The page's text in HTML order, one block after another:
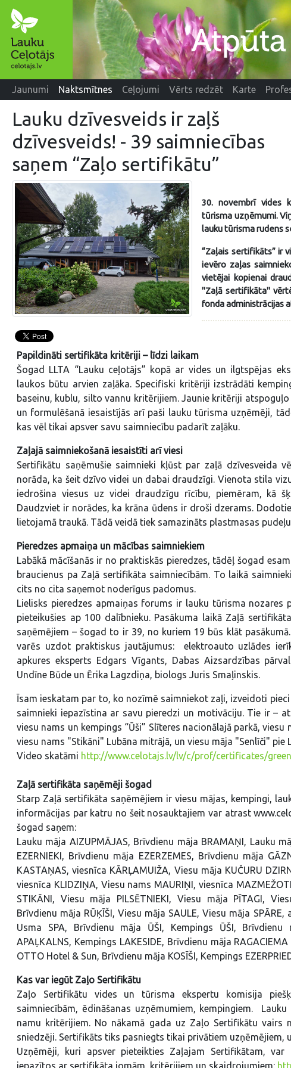
Jaunumi Naktsmītnes Ceļojumi Vērts redzēt Karte
Lauku dzīvesveids ir zaļš
dzīvesveids! - 39 saimniecības
saņem “Zaļo sertifikātu”
30. novembrī vides
tūrisma uzņēmumi.
lauku tūrisma rudens
“Zaļais sertifikāts” ir
ievēro zaļas
vietējai kopienai
"Zaļā sertifikāta"
fonda administrācijas
Papildināti sertifikāta kritēriji – līdzi laikam
Šogad LLTA “Lauku ceļotājs” kopā ar vides un ilgtspējas
laukos būtu arvien zaļāka. Specifiski kritēriji izstrādāti
baseinu, kublu, silto vannu kritērijiem. Jaunie kritēriji
un formulēšanā iesaistījās arī paši lauku tūrisma uzņēmēji,
kas vēl tikai apsver savu saimniecību padarīt zaļāku.
Zaļajā saimniekošanā iesaistīti arī viesi
Sertifikātu saņēmušie saimnieki kļūst par zaļā dzīvesveida
norāda, ka šeit dzīvo videi un dabai draudzīgi. Vienota stila
iedrošina viesus uz videi draudzīgu rīcību, piemēram, kā
Daudzviet ir norādes, ka krāna ūdens ir droši dzerams.
lietojamā traukā. Tādā veidā tiek samazināts plastmasas
Pieredzes apmaiņa un mācības saimniekiem
Labākā mācīšanās ir no praktiskās pieredzes, tādēļ šogad
braucienus pa Zaļā sertifikāta saimniecībām. To laikā
cits no cita saņemot noderīgus padomus.
Lielisks pieredzes apmaiņas forums ir lauku tūrisma nozares
pieteikušies ap 100 dalībnieku. Pasākuma laikā Zaļā
saņēmējiem – šogad to ir 39, no kuriem 19 būs klāt
varēs uzdot praktiskus jautājumus: elektroauto uzlādes
apkures eksperts Edgars Vīgants, Dabas Aizsardzības
Undīne Būde un Ērika Lagzdiņa, biologs Juris Smaļinskis.
Īsam ieskatam par to, ko nozīmē saimniekot zaļi, izveidoti
saimnieki iepazīstina ar savu pieredzi un motivāciju. Tie ir –
viesu nams un kempings “Ūši” Slīteres nacionālajā parkā,
viesu nams "Stikāni" Lubāna mitrājā, un viesu māja "Senlīči" pie
Video skatāmi http://www.celotajs.lv/lv/c/prof/certificates/
Zaļā sertifikāta saņēmēji šogad
Starp Zaļā sertifikāta saņēmējiem ir viesu mājas, kempingi,
informācijas par katru no šeit nosauktajiem var atrast
šogad saņem:
Lauku māja AIZUPMĀJAS, Brīvdienu māja BRAMAŅI, Lauku
EZERNIEKI, Brīvdienu māja EZERZEMES, Brīvdienu māja
KASTAŅAS, viesnīca KĀRĻAMUIŽA, Viesu māja KUČURU
viesnīca KLIDZIŅA, Viesu nams MAURIŅI, viesnīca
STIKĀNI, Viesu māja PILSĒTNIEKI, Viesu māja PĪTAGI,
Brīvdienu māja RŪĶĪŠI, Viesu māja SAULE, Viesu māja
Usma SPA, Brīvdienu māja ŪŠI, Kempings ŪŠI, Brīvdienu
APAĻKALNS, Kempings LAKESIDE, Brīvdienu māja
OTTO Hotel & Sun, Brīvdienu māja KOSĪŠI, Kempings
Kas var iegūt Zaļo Sertifikātu
Zaļo Sertifikātu vides un tūrisma ekspertu komisija
saimniecībām, ēdināšanas uzņēmumiem, kempingiem.
namu kritērijiem. No nākamā gada uz Zaļo Sertifikātu vairs
sniedzēji. Sertifikāts tiks pasniegts tikai privātiem uzņēmējiem,
Uzņēmēji, kuri apsver pieteikties Zaļajam Sertifikātam,
iepazītos ar sertifikāta jomām, kritērijiem un skaidrojumiem: